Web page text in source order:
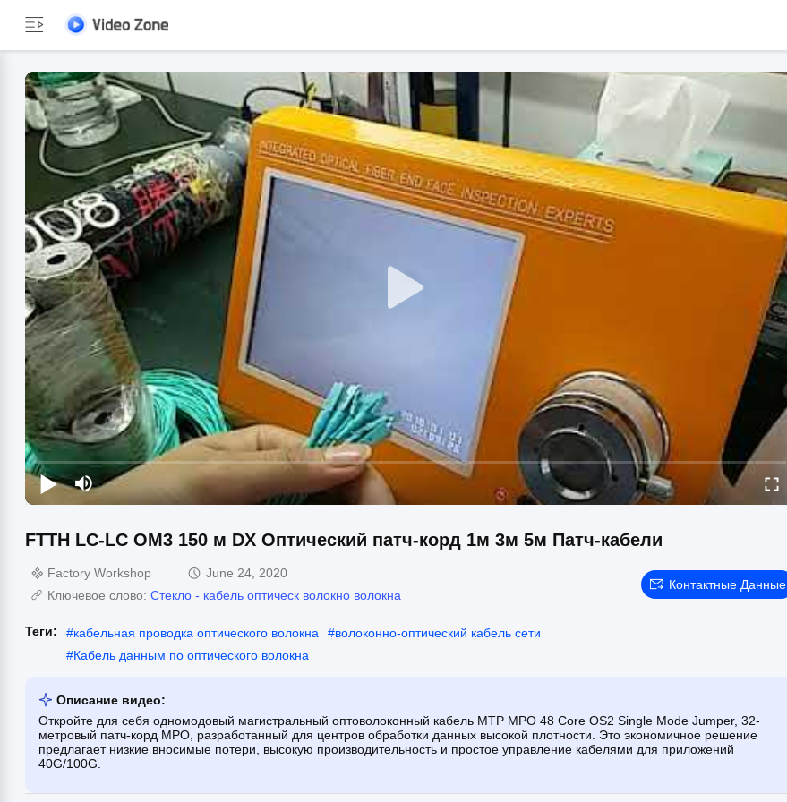
FTTH LC-LC OM3 150 м DX Оптический патч-корд 1м 3м 5м Патч-кабели
Factory Workshop
June 24, 2020
Ключевое слово: Стекло - кабель оптическ волокно волокна
Контактные Данные
Теги: #кабельная проводка оптического волокна #волоконно-оптический кабель сети
#Кабель данным по оптического волокна
Описание видео:
Откройте для себя одномодовый магистральный оптоволоконный кабель MTP MPO 48 Core OS2 Single Mode Jumper, 32-
метровый патч-корд MPO, разработанный для центров обработки данных высокой плотности. Это экономичное решение
предлагает низкие вносимые потери, высокую производительность и простое управление кабелями для приложений
40G/100G.